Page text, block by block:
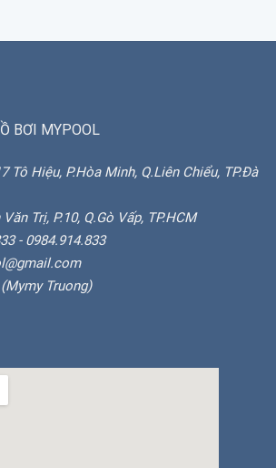
BƠI MYPOOL
Tô Hiệu, P.Hòa Minh, Q.Liên Chiểu, TP.Đà
Trị, P.10, Q.Gò Vấp, TP.HCM
- 0984.914.833
Truong)